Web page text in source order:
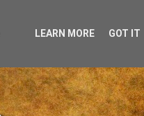
LEARN MORE GOT IT